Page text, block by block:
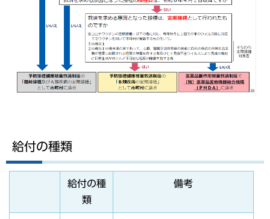
給付の種類
給付の種
類
備考